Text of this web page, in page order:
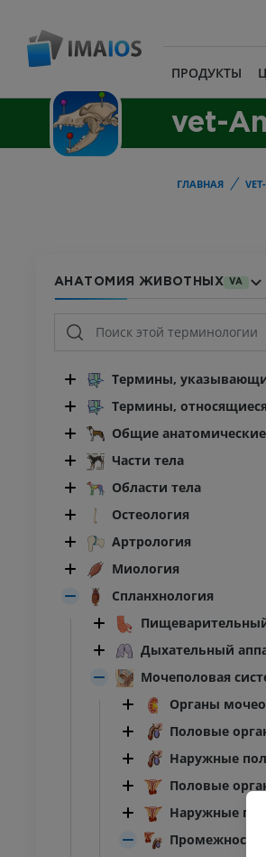
ПРОДУКТЫ
vet-
ГЛАВНАЯ
АНАТОМИЯ ЖИВОТНЫХ VA
Термины,
Термины,
Общие
Части тела
Области тела
Остеология
Артрология
Миология
Спланхнология
Дыхательный
Мочеполовая
Органы
Половые
Наружные
Половые
Наружные
Промежность
КРУПНЫЙ
Общая